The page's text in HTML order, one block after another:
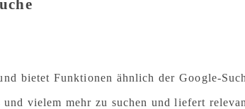
bietet Funktionen ähnlich der Google-
vielem mehr zu suchen und liefert